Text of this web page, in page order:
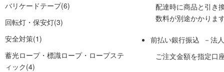
バリケードテープ(6)
回転灯・保安灯(3)
安全対策(1)
蓄光ロープ・標識ロープ・ロープステ
ィック(4)
配達時に商品と引き
数料が別途かかりま
前払い銀行振込 －法
ご注文金額を指定口